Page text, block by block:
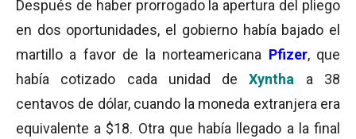
Después de haber prorrogado la apertura del pliego
en dos oportunidades, el gobierno había bajado el
martillo a favor de la norteamericana Pfizer, que
había cotizado cada unidad deXyntha a 38
centavos de dólar, cuando la moneda extranjera era
equivalente a $18. Otra que había llegado a la final